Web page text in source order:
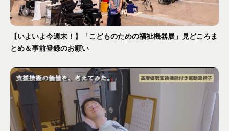
【いよいよ今週末！】「こどものための福祉機器展」見どころま
とめ＆事前登録のお願い